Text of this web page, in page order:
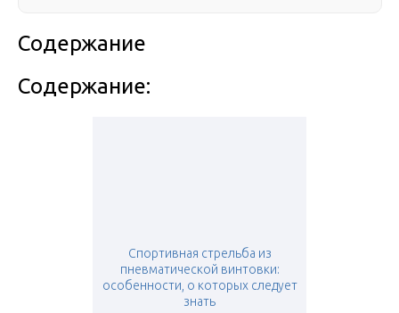
Содержание
Содержание:
Спортивная стрельба из
пневматической винтовки:
особенности, о которых следует
знать